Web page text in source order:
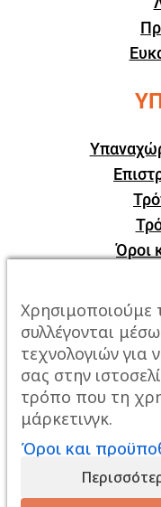
Όροι
Πόλη:
Χρησιμοποιούμε
συλλέγονται
τεχνολογιών για
σας στην
τρόπο που τη
μάρκετινγκ.
Όροι και